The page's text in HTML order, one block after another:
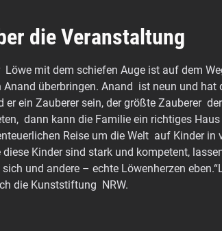
die Veranstaltung
Löwe mit dem schiefen Auge ist auf dem
Anand überbringen. Anand  ist neun und
er ein Zauberer sein, der größte Zauberer
dann kann die Familie ein richtiges
Reise um die Welt  auf Kinder
diese Kinder sind stark und kompetent,
sich und andere – echte Löwenherzen
die Kunststiftung  NRW.